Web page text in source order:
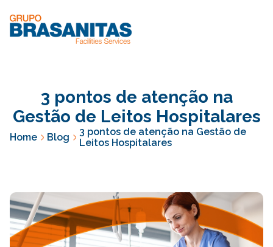
3 pontos de atenção na
Gestão de Leitos Hospitalares
Home Blog
3 pontos de atenção na Gestão de
Leitos Hospitalares